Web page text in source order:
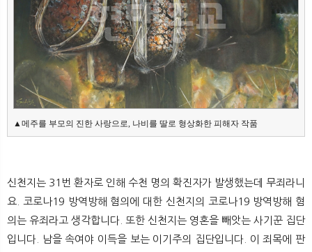
▲메주를 부모의 진한 사랑으로, 나비를 딸로 형상화한 피해자 작품
신천지는 31번 환자로 인해 수천 명의 확진자가 발생했는데 무죄라니
요. 코로나19 방역방해 혐의에 대한 신천지의 코로나19 방역방해 혐
의는 유죄라고 생각합니다. 또한 신천지는 영혼을 빼앗는 사기꾼 집단
입니다. 남을 속여야 이득을 보는 이기주의 집단입니다. 이 죄목에 판